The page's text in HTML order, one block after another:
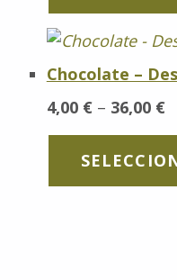
Chocolate –
4,00 € – 36,00 €Rango